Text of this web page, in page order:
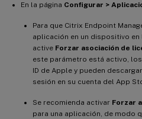
En la página Configurar >
Para que Citrix Endpoint
aplicación en un dispositivo
active Forzar asociación de
este parámetro está activo,
ID de Apple y pueden
sesión en su cuenta del App
Se recomienda activar Forzar
para una aplicación, de modo